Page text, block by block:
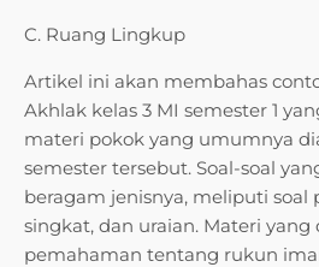
C. Ruang Lingkup
Artikel ini akan membahas
Akhlak kelas 3 MI semester 1
materi pokok yang umumnya
semester tersebut. Soal-soal
beragam jenisnya, meliputi soal
singkat, dan uraian. Materi
pemahaman tentang rukun